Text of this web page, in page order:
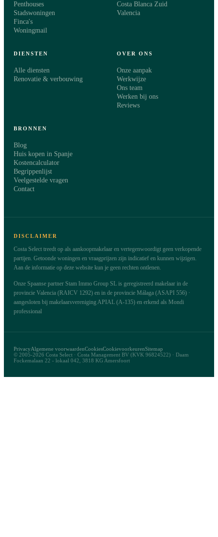
Penthouses
Stadswoningen
Finca's
Woningmail
Costa Blanca Zuid
Valencia
DIENSTEN
Alle diensten
Renovatie & verbouwing
OVER ONS
Onze aanpak
Werkwijze
Ons team
Werken bij ons
Reviews
BRONNEN
Blog
Huis kopen in Spanje
Kostencalculator
Begrippenlijst
Veelgestelde vragen
Contact
DISCLAIMER
Costa Select treedt op als aankoopmakelaar en vertegenwoordigt geen verkopende
partijen. Getoonde woningen en vraagprijzen zijn indicatief en kunnen wijzigen.
Aan de informatie op deze website kun je geen rechten ontlenen.
Onze Spaanse partner Stam Immo Group SL is geregistreerd makelaar in de
provincie Valencia (RAICV 1292) en in de provincie Málaga (ASAPI 556) ·
aangesloten bij makelaarsvereniging APIAL (A-135) en erkend als Mondi
professional
© 2005-2026 Costa Select · Costa Management BV (KVK 96824522) · Daam
Fockemalaan 22 - lokaal 042, 3818 KG Amersfoort
PrivacyAlgemene voorwaardenCookiesCookievoorkeurenSitemap